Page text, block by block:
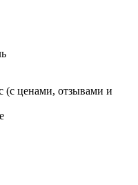
(с ценами, отзывами и